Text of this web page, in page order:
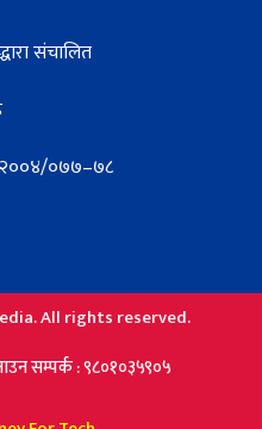
संचालित
२००४/०७७–७८
All rights reserved.